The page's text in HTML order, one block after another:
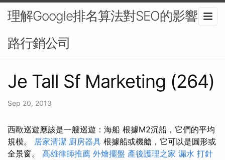
理解Google排名算法對SEO的影響-網
路行銷公司
Je Tall Sf Marketing (264)
Sep 20, 2013
西歐巡遊應該是一艘巡遊：海船 根據M2沉船，它們的平均
規模。 居家清潔 廚房器具 根據船或機艙，它可以是圓形或
全景窗。 高雄律師推薦 外燴擺盤 產後護理之家 漏水 打針